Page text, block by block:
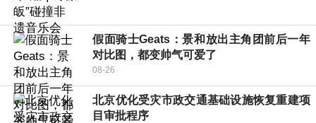
假面骑士Geats：景和放出主角团前后一年
对比图，都变帅气可爱了
08-26
北京优化受灾市政交通基础设施恢复重建项
目审批程序